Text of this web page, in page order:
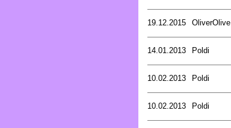
19.12.2015 OliverOlive
14.01.2013 Poldi
10.02.2013 Poldi
10.02.2013 Poldi